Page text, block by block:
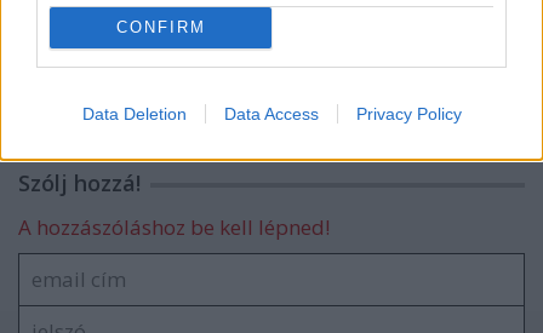
CONFIRM
Data Deletion Data Access Privacy Policy
szinkronhangok: mami
Szólj hozzá!
A hozzászóláshoz be kell lépned!